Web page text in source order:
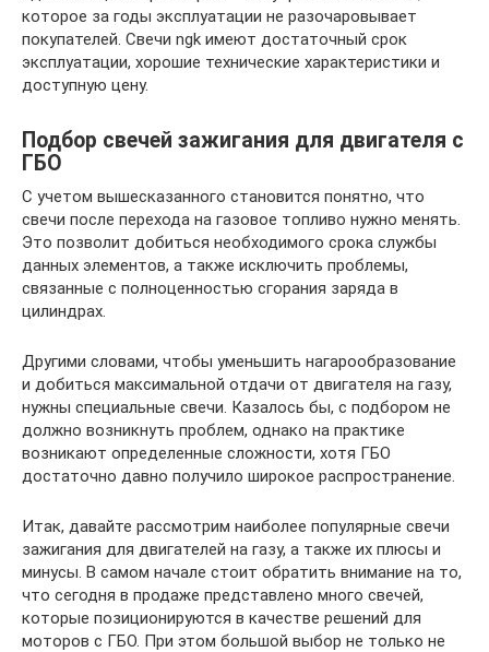
которое за годы эксплуатации не разочаровывает
покупателей. Свечи ngk имеют достаточный срок
эксплуатации, хорошие технические характеристики и
доступную цену.
Подбор свечей зажигания для двигателя с
ГБО
С учетом вышесказанного становится понятно, что
свечи после перехода на газовое топливо нужно менять.
Это позволит добиться необходимого срока службы
данных элементов, а также исключить проблемы,
связанные с полноценностью сгорания заряда в
цилиндрах.
Другими словами, чтобы уменьшить нагарообразование
и добиться максимальной отдачи от двигателя на газу,
нужны специальные свечи. Казалось бы, с подбором не
должно возникнуть проблем, однако на практике
возникают определенные сложности, хотя ГБО
достаточно давно получило широкое распространение.
Итак, давайте рассмотрим наиболее популярные свечи
зажигания для двигателей на газу, а также их плюсы и
минусы. В самом начале стоит обратить внимание на то,
что сегодня в продаже представлено много свечей,
которые позиционируются в качестве решений для
моторов с ГБО. При этом большой выбор не только не